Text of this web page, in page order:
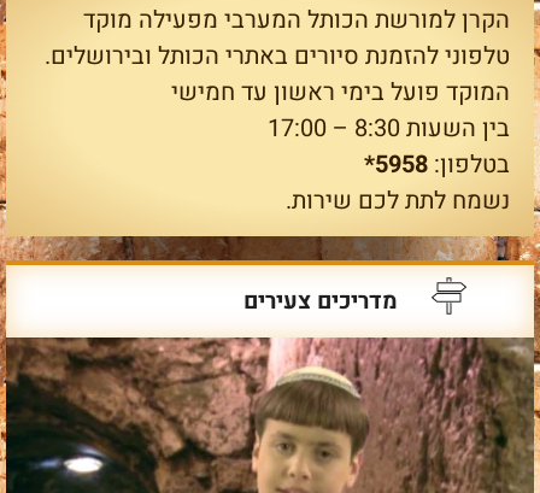
הקרן למורשת הכותל המערבי מפעילה מוקד
טלפוני להזמנת סיורים באתרי הכותל ובירושלים.
המוקד פועל בימי ראשון עד חמישי
בין השעות 8:30 – 17:00
בטלפון: 5958*
נשמח לתת לכם שירות.
מדריכים צעירים